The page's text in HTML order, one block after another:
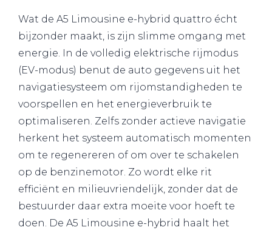
Wat de A5 Limousine e-hybrid quattro écht
bijzonder maakt, is zijn slimme omgang met
energie. In de volledig elektrische rijmodus
(EV-modus) benut de auto gegevens uit het
navigatiesysteem om rijomstandigheden te
voorspellen en het energieverbruik te
optimaliseren. Zelfs zonder actieve navigatie
herkent het systeem automatisch momenten
om te regenereren of om over te schakelen
op de benzinemotor. Zo wordt elke rit
efficiënt en milieuvriendelijk, zonder dat de
bestuurder daar extra moeite voor hoeft te
doen. De A5 Limousine e-hybrid haalt het